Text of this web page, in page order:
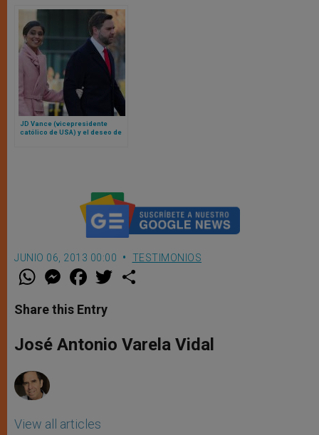
JD Vance (vicepresidente
católico de USA) y el deseo de
JUNIO 06, 2013 00:00 TESTIMONIOS
W
t
s
p
p
M
e
s
e
g
e
F
a
e
b
o
k
w
r
Share this Entry
José Antonio Varela Vidal
View all articles